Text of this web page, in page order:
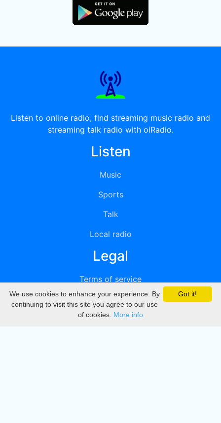
Listen to online radio, find streaming music radio and
streaming talk radio with oiRadio.
Listen
Music
Sports
Talk
Local radio
Legal
Terms of service
Privacy
DMCA
Got it!
We use cookies to enhance your experience. By
continuing to visit this site you agree to our use
of cookies. More info